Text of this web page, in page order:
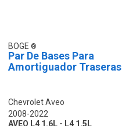
BOGE
Par De Bases Para
Amortiguador Traseras
Chevrolet Aveo
2008-2022
AVEO L4 1.6L - L4 1.5L